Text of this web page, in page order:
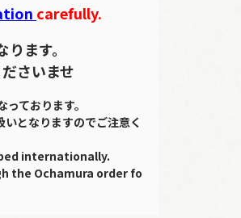
carefully.
ます。
さいませ
ております。
となりますのでご注意く
internationally.
the Ochamura order fo